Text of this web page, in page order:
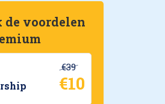
de voordelen
€39
€10